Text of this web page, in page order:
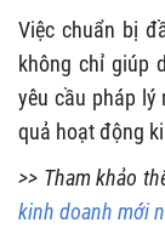
Việc chuẩn bị
không chỉ giúp
yêu cầu pháp lý
quả hoạt động
>> Tham khảo
kinh doanh mới